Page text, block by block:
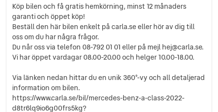
Mugghållare
Multifunktionsratt
Mörktonade rutor bak
Navigationssystem
Parkerings-paketet
Parkeringssensorer fram & bak
Schemalagd laddning
Skyltavläsning
Solskydd
Spegel-paketet
Köp bilen och få gratis hemkörning, minst 12 månaders
garanti och öppet köp!
Beställ den här bilen enkelt på carla.se eller hör av dig till
oss om du har några frågor.
Du når oss via telefon 08-792 01 01 eller på mejl hej@carla.se.
Vi har öppet vardagar 08.00-20.00 och helger 10.00-18.00.
Via länken nedan hittar du en unik 360°-vy och all detaljerad
information om bilen.
https://www.carla.se/bil/mercedes-benz-a-class-2022-
d8tr6lq9io6g00frs5kg?